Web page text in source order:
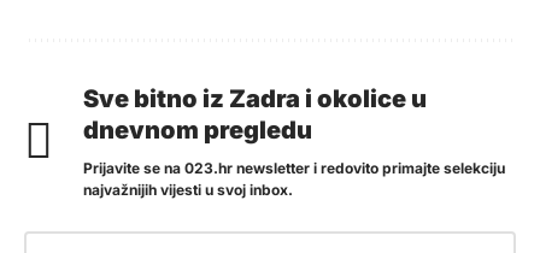
Sve bitno iz Zadra i okolice u
dnevnom pregledu
Prijavite se na 023.hr newsletter i redovito primajte selekciju
najvažnijih vijesti u svoj inbox.